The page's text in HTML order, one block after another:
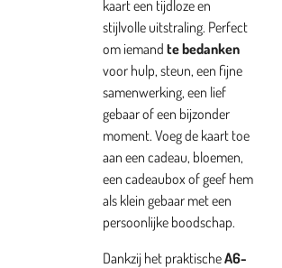
kaart een tijdloze en
stijlvolle uitstraling. Perfect
om iemand te bedanken
voor hulp, steun, een fijne
samenwerking, een lief
gebaar of een bijzonder
moment. Voeg de kaart toe
aan een cadeau, bloemen,
een cadeaubox of geef hem
als klein gebaar met een
persoonlijke boodschap.
Dankzij het praktischeA6-